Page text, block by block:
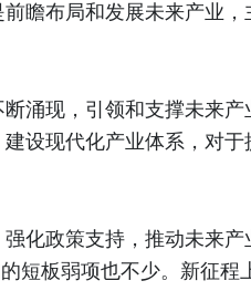
瞻布局和发展未来产业
涌现，引领和支撑未来
设现代化产业体系，对
化政策支持，推动未来
短板弱项也不少。新征